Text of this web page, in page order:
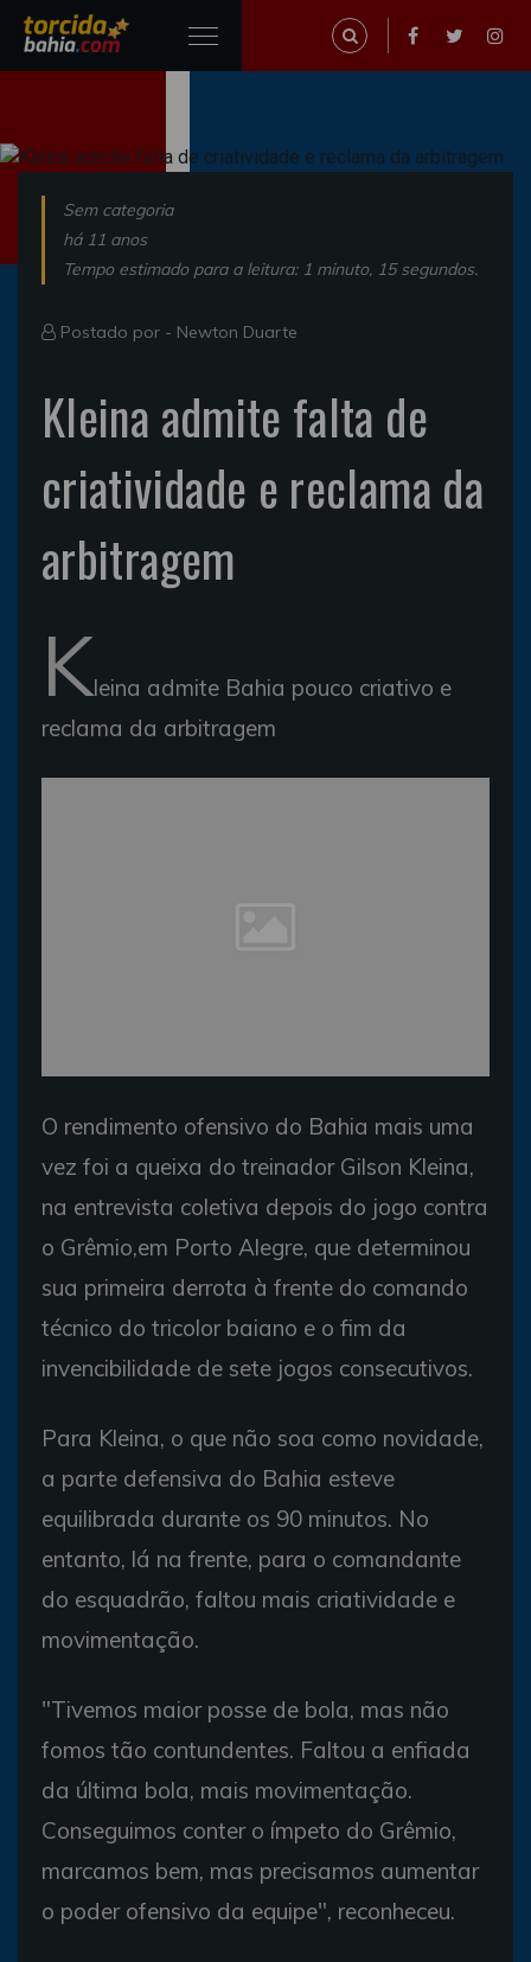
Sem categoria
há 11 anos
Tempo estimado para a leitura: 1 minuto, 15 segundos.
Postado por - Newton Duarte
Kleina admite falta de
criatividade e reclama da
arbitragem
Kleina admite Bahia pouco criativo e
reclama da arbitragem
O rendimento ofensivo do Bahia mais uma
vez foi a queixa do treinador Gilson Kleina,
na entrevista coletiva depois do jogo contra
o Grêmio,em Porto Alegre, que determinou
sua primeira derrota à frente do comando
técnico do tricolor baiano e o fim da
invencibilidade de sete jogos consecutivos.
Para Kleina, o que não soa como novidade,
a parte defensiva do Bahia esteve
equilibrada durante os 90 minutos. No
entanto, lá na frente, para o comandante
do esquadrão, faltou mais criatividade e
movimentação.
"Tivemos maior posse de bola, mas não
fomos tão contundentes. Faltou a enfiada
da última bola, mais movimentação.
Conseguimos conter o ímpeto do Grêmio,
marcamos bem, mas precisamos aumentar
o poder ofensivo da equipe", reconheceu.